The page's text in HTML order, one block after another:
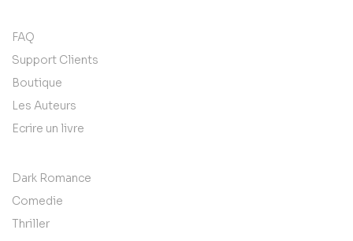
FAQ
Support Clients
Boutique
Les Auteurs
Ecrire un livre
Dark Romance
Comedie
Thriller